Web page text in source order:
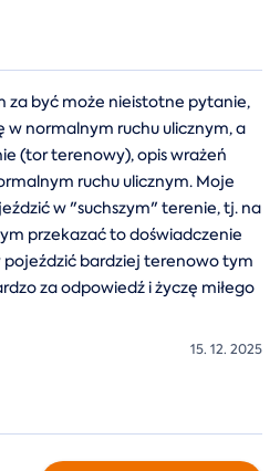
za być może nieistotne pytanie,
normalnym ruchu ulicznym, a
(tor terenowy), opis wrażeń
ruchu ulicznym. Moje
w "suchszym" terenie, tj. na
przekazać to doświadczenie
pojeździć bardziej terenowo tym
za odpowiedź i życzę miłego
15. 12. 2025